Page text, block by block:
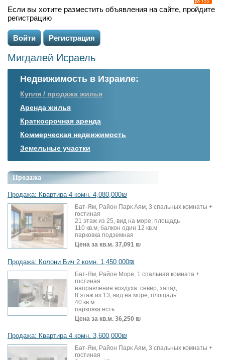
Если вы хотите разместить объявления на сайте, пройдите
регистрацию
Войти Регистрация
Мигдалей Исраель
Недвижимость в Израиле:
Купля / продажа жилья
Аренда жилья
Краткосрочная аренда
Коммерческая недвижимость
Земельные участки
Продажа
Продажа: Квартира 4 комн. 4,080,000₪
Бат-Ям, Район Парк Аям, 3 спальных комнаты +
гостиная
21 этаж из 25, вид на море, площадь
110 кв.м, балкон один 12 кв.м
парковка подземная
Цена за кв.м. 37,091 ₪
Продажа: Колони Бич 2 комн. 1,450,000₪
Бат-Ям, Район Море, 1 спальная комната +
гостиная
направление воздуха: север, запад
8 этаж из 13, вид на море, площадь
40 кв.м
парковка есть
Цена за кв.м. 36,250 ₪
Продажа: Квартира 4 комн. 3,600,000₪
Бат-Ям, Район Парк Аям, 3 спальных комнаты +
гостиная